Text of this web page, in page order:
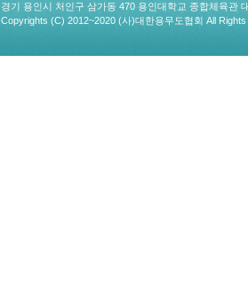
경기 용인시 처인구 삼가동 470 용인대학교 종합체육관
Copyrights (C) 2012~2020 (사)대한용무도협회 All